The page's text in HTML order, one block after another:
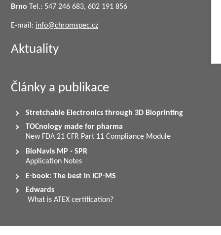
Brno Tel.: 547 246 683, 602 191 856
E-mail: info@chromspec.cz
Aktuality
Články a publikace
Stretchable Electronics through 3D Bioprinting
TOCnology made for pharma
New FDA 21 CFR Part 11 Compliance Module
BioNavis MP - SPR
Application Notes
E-book: The best in ICP-MS
Edwards
What is ATEX certification?